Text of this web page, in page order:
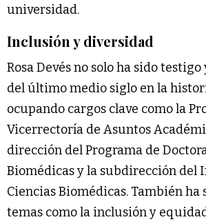
universidad.
Inclusión y diversidad
Rosa Devés no solo ha sido
del último medio siglo en la
ocupando cargos clave como la
Vicerrectoría de Asuntos
dirección del Programa de
Biomédicas y la subdirección del
Ciencias Biomédicas. También ha
temas como la inclusión y